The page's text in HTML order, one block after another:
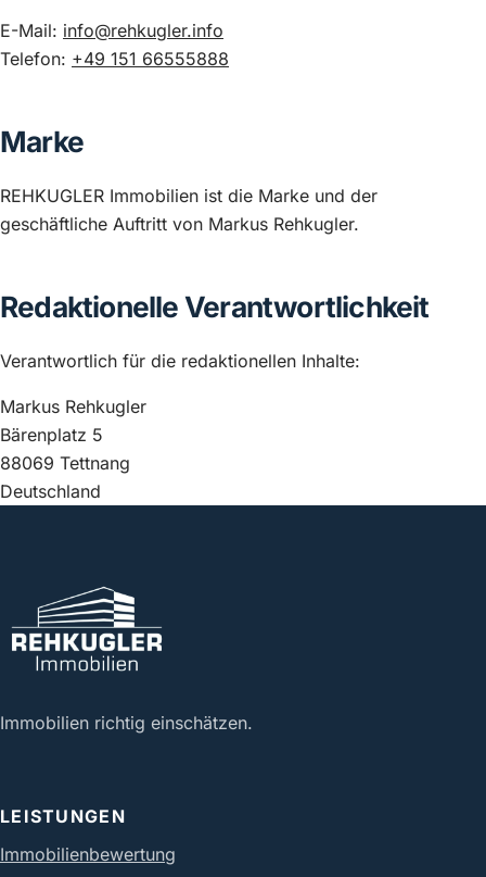
E-Mail: info@rehkugler.info
Telefon: +49 151 66555888
Marke
REHKUGLER Immobilien ist die Marke und der
geschäftliche Auftritt von Markus Rehkugler.
Redaktionelle Verantwortlichkeit
Verantwortlich für die redaktionellen Inhalte:
Markus Rehkugler
Bärenplatz 5
88069 Tettnang
Deutschland
Immobilien richtig einschätzen.
LEISTUNGEN
Immobilienbewertung